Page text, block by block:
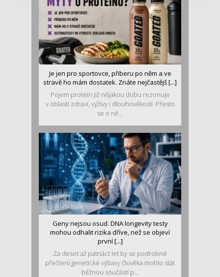
Je jen pro sportovce, přiberu po něm a ve
stravě ho mám dostatek. Znáte nejčastějš [...]
Pojem protein již nějakou dobu rezonuje
v oblasti zdraví, výživy i dlouhověkosti. Přesto
se o ně...
Geny nejsou osud. DNA longevity testy
mohou odhalit rizika dříve, než se objeví
první [...]
Za deset až patnáct let by se podrobné
přečtení genetické výbavy člověka mohlo stát
běžnou součástí p...